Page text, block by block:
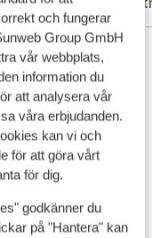
och fungerar
Group GmbH
vår webbplats,
information du
att analysera vår
våra erbjudanden.
kan vi och
för att göra vårt
för dig.
godkänner du
på "Hantera" kan
in de